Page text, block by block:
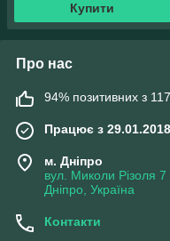
Купити
Про нас
94% позитивних з 117
Працює з 29.01.2018
м. Дніпро
вул. Миколи Різоля
Дніпро, Україна
Контакти